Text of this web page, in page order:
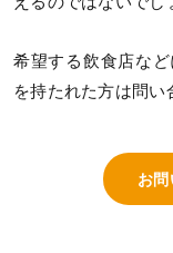
希望する飲食店な
を持たれた方は問い
お